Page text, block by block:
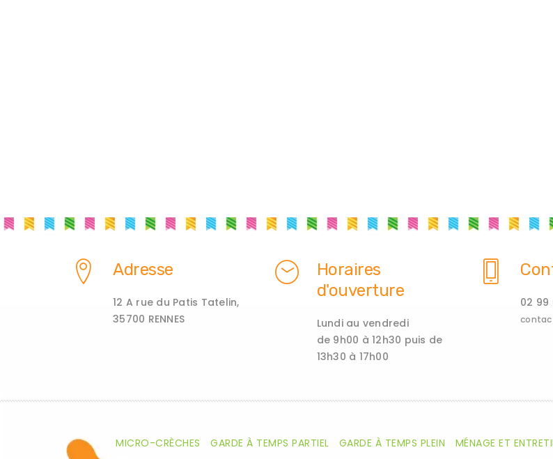
Adresse
12 A rue du Patis Tatelin,
35700 RENNES
Horaires
d'ouverture
Lundi au vendredi
de 9h00 à 12h30 puis de
13h30 à 17h00
02 99
MICRO-CRÈCHES GARDE À TEMPS PARTIEL GARDE À TEMPS PLEIN MÉNAGE ET